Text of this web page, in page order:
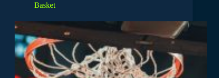
Basket